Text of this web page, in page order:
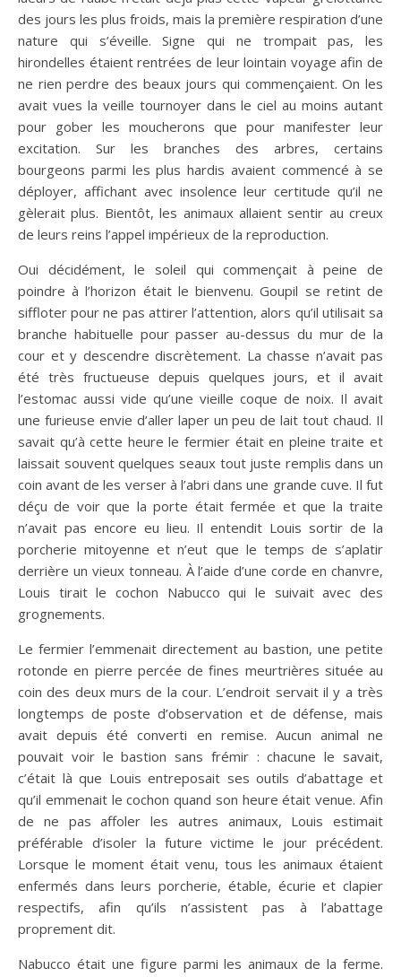
des jours les plus froids, mais la première respiration d’une
nature qui s’éveille. Signe qui ne trompait pas, les
hirondelles étaient rentrées de leur lointain voyage afin de
ne rien perdre des beaux jours qui commençaient. On les
avait vues la veille tournoyer dans le ciel au moins autant
pour gober les moucherons que pour manifester leur
excitation. Sur les branches des arbres, certains
bourgeons parmi les plus hardis avaient commencé à se
déployer, affichant avec insolence leur certitude qu’il ne
gèlerait plus. Bientôt, les animaux allaient sentir au creux
de leurs reins l’appel impérieux de la reproduction.
Oui décidément, le soleil qui commençait à peine de
poindre à l’horizon était le bienvenu. Goupil se retint de
siffloter pour ne pas attirer l’attention, alors qu’il utilisait sa
branche habituelle pour passer au-dessus du mur de la
cour et y descendre discrètement. La chasse n’avait pas
été très fructueuse depuis quelques jours, et il avait
l’estomac aussi vide qu’une vieille coque de noix. Il avait
une furieuse envie d’aller laper un peu de lait tout chaud. Il
savait qu’à cette heure le fermier était en pleine traite et
laissait souvent quelques seaux tout juste remplis dans un
coin avant de les verser à l’abri dans une grande cuve. Il fut
déçu de voir que la porte était fermée et que la traite
n’avait pas encore eu lieu. Il entendit Louis sortir de la
porcherie mitoyenne et n’eut que le temps de s’aplatir
derrière un vieux tonneau. À l’aide d’une corde en chanvre,
Louis tirait le cochon Nabucco qui le suivait avec des
grognements.
Le fermier l’emmenait directement au bastion, une petite
rotonde en pierre percée de fines meurtrières située au
coin des deux murs de la cour. L’endroit servait il y a très
longtemps de poste d’observation et de défense, mais
avait depuis été converti en remise. Aucun animal ne
pouvait voir le bastion sans frémir : chacune le savait,
c’était là que Louis entreposait ses outils d’abattage et
qu’il emmenait le cochon quand son heure était venue. Afin
de ne pas affoler les autres animaux, Louis estimait
préférable d’isoler la future victime le jour précédent.
Lorsque le moment était venu, tous les animaux étaient
enfermés dans leurs porcherie, étable, écurie et clapier
respectifs, afin qu’ils n’assistent pas à l’abattage
proprement dit.
Nabucco était une figure parmi les animaux de la ferme.